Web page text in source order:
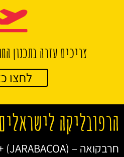
צריכים עזרה בתכנון
לחצו
הרפובליקה לישראלים
חרבקואה – (JARABACOA) + רפטינג בחרבקואה